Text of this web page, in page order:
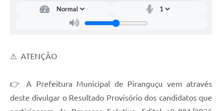
⚠ ATENÇÃO
👉 A Prefeitura Municipal de Piranguçu vem através
deste divulgar o Resultado Provisório dos candidatos que